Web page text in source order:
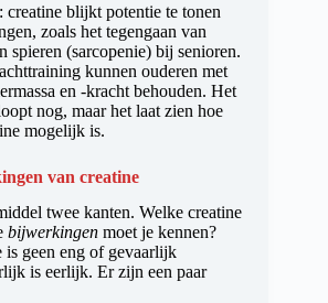
creatine blijkt potentie te tonen
zoals het tegengaan van
spieren (sarcopenie) bij senioren.
kunnen ouderen met
en -kracht behouden. Het
nog, maar het laat zien hoe
mogelijk is.
van creatine
twee kanten. Welke creatine
bijwerkingen moet je kennen?
is geen eng of gevaarlijk
is eerlijk. Er zijn een paar